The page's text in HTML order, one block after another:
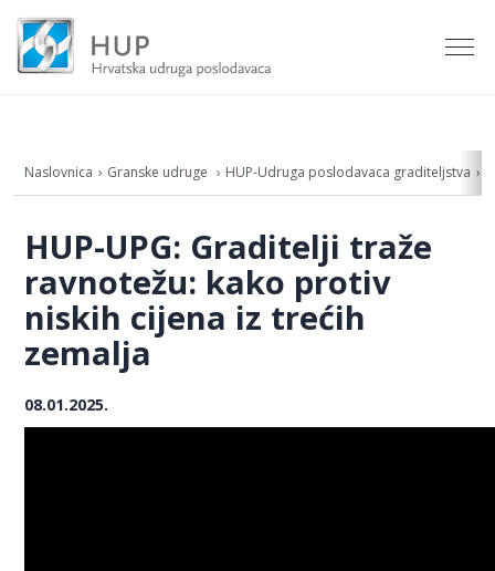
Naslovnica Granske udruge HUP-Udruga poslodavaca graditeljstva
HUP-UPG: Graditelji traže
ravnotežu: kako protiv
niskih cijena iz trećih
zemalja
08.01.2025.